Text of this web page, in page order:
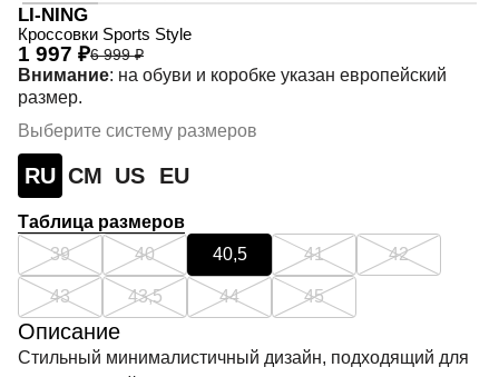
LI-NING
Кроссовки Sports Style
6 999 ₽
1 997 ₽
Внимание: на обуви и коробке указан европейский
размер.
Выберите систему размеров
RU СМ US EU
Таблица размеров
39
40 40,5 41 42
43 43,5 44 45
Описание
Стильный минималистичный дизайн, подходящий для